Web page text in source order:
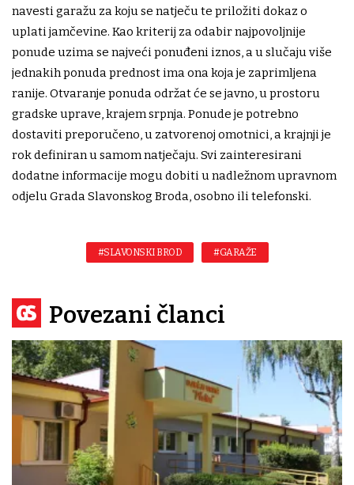
navesti garažu za koju se natječu te priložiti dokaz o
uplati jamčevine. Kao kriterij za odabir najpovoljnije
ponude uzima se najveći ponuđeni iznos, a u slučaju više
jednakih ponuda prednost ima ona koja je zaprimljena
ranije. Otvaranje ponuda održat će se javno, u prostoru
gradske uprave, krajem srpnja. Ponude je potrebno
dostaviti preporučeno, u zatvorenoj omotnici, a krajnji je
rok definiran u samom natječaju. Svi zainteresirani
dodatne informacije mogu dobiti u nadležnom upravnom
odjelu Grada Slavonskog Broda, osobno ili telefonski.
#SLAVONSKI BROD #GARAŽE
Povezani članci